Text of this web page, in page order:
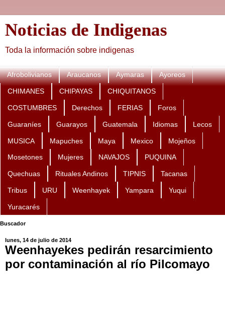
Noticias de Indigenas
Toda la información sobre indigenas
Afrobolivianos Araucanos Aymaras Ayoreos
CHIMANES CHIPAYAS CHIQUITANOS
COSTUMBRES Derechos FERIAS Foros
Guaraníes Guarayos Guatemala Idiomas Lecos
MUSICA Mapuches Maya Mexico Mojeños
Mosetones Mujeres NAVAJOS PUQUINA
Quechuas Rituales Andinos TIPNIS Tacanas
Tribus URU Weenhayek Yampara Yuqui
Yuracarés
Buscador
lunes, 14 de julio de 2014
Weenhayekes pedirán resarcimiento
por contaminación al río Pilcomayo